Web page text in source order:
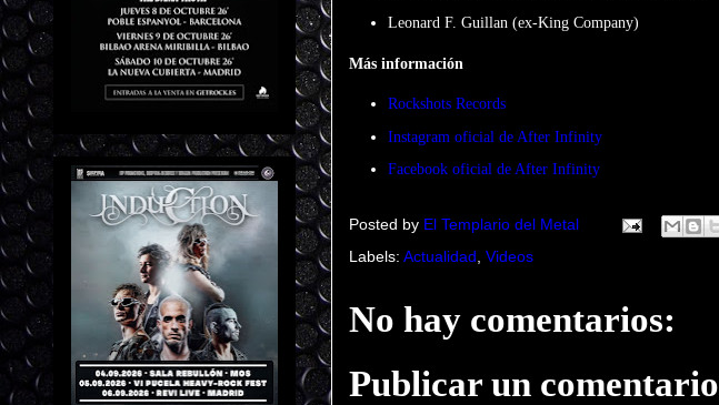
Leonard F. Guillan (ex-King Company)
Más información
Rockshots Records
Instagram oficial de After Infinity
Facebook oficial de After Infinity
Posted by El Templario del Metal
Labels: Actualidad Videos
No hay comentarios:
Publicar un comentario